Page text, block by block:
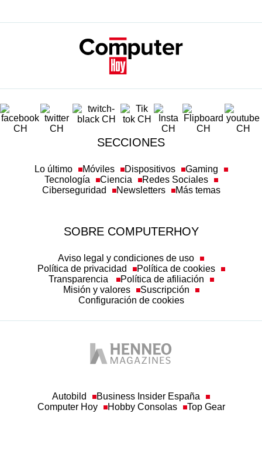
SECCIONES
Lo último Móviles Dispositivos
Gaming
Tecnología
Ciencia
Redes Sociales
Ciberseguridad
Newsletters Más temas
SOBRE COMPUTERHOY
Aviso legal y condiciones de uso
Política de privacidad
Política de cookies
Transparencia
Política de afiliación
Misión y valores
Suscripción
Configuración de cookies
Autobild
Business Insider España
Computer Hoy
Hobby Consolas Top Gear